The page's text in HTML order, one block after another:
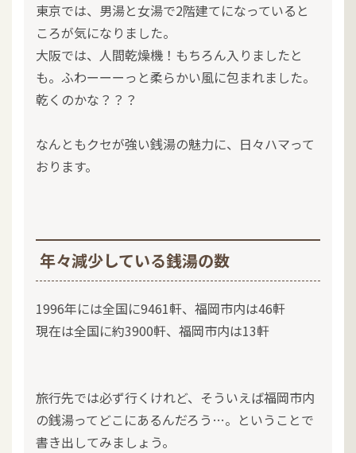
東京では、男湯と女湯で2階建てになっていると
ころが気になりました。
大阪では、人間乾燥機！もちろん入りましたと
も。ふわーーーっと柔らかい風に包まれました。
乾くのかな？？？
なんともクセが強い銭湯の魅力に、日々ハマって
おります。
年々減少している銭湯の数
1996年には全国に9461軒、福岡市内は46軒
現在は全国に約3900軒、福岡市内は13軒
旅行先では必ず行くけれど、そういえば福岡市内
の銭湯ってどこにあるんだろう…。ということで
書き出してみましょう。